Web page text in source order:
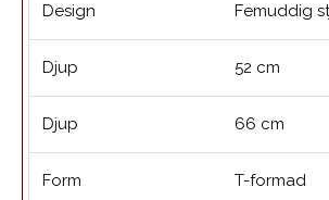
Design Femuddig
Djup 52 cm
Djup 66 cm
Form T-formad